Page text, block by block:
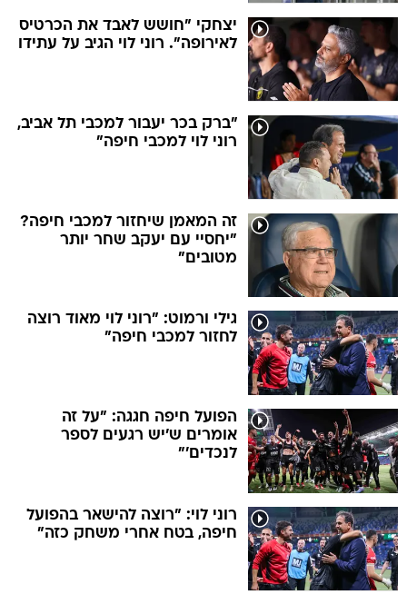
יצחקי "חושש לאבד את הכרטיס
לאירופה". רוני לוי הגיב על עתידו
"ברק בכר יעבור למכבי תל אביב,
רוני לוי למכבי חיפה"
זה המאמן שיחזור למכבי חיפה?
"יחסיי עם יעקב שחר יותר
מטובים"
גילי ורמוט: "רוני לוי מאוד רוצה
לחזור למכבי חיפה"
הפועל חיפה חגגה: "על זה
אומרים ש'יש רגעים לספר
לנכדים'"
רוני לוי: "רוצה להישאר בהפועל
חיפה, בטח אחרי משחק כזה"